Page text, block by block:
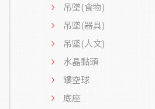
吊墜(食物)
吊墜(器具)
吊墜(人文)
水晶黏頭
鏤空球
底座